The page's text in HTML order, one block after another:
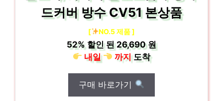
드커버 방수 CV51 본상품
[ NO.5 제품 ]
52% 할인 된26,690 원
내일
까지도착
구매 바로가기